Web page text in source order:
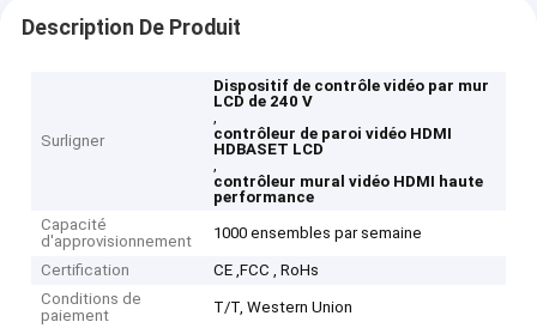
Description De Produit
Surligner
Dispositif de contrôle vidéo par mur
LCD de 240 V
,
contrôleur de paroi vidéo HDMI
HDBASET LCD
,
contrôleur mural vidéo HDMI haute
performance
Capacité
d'approvisionnement
1000 ensembles par semaine
Certification
CE ,FCC , RoHs
Conditions de
paiement
T/T, Western Union